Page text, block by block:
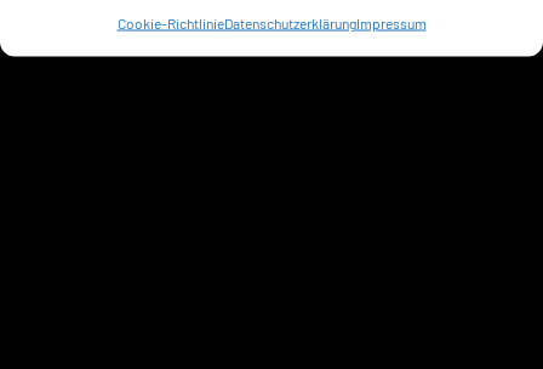
Cookie-RichtlinieDatenschutzerklärungImpressum